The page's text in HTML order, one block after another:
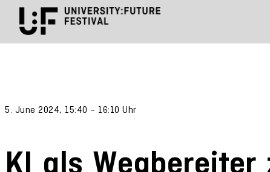
5. June 2024, 15:40 – 16:10 Uhr
KI als Wegbereiter